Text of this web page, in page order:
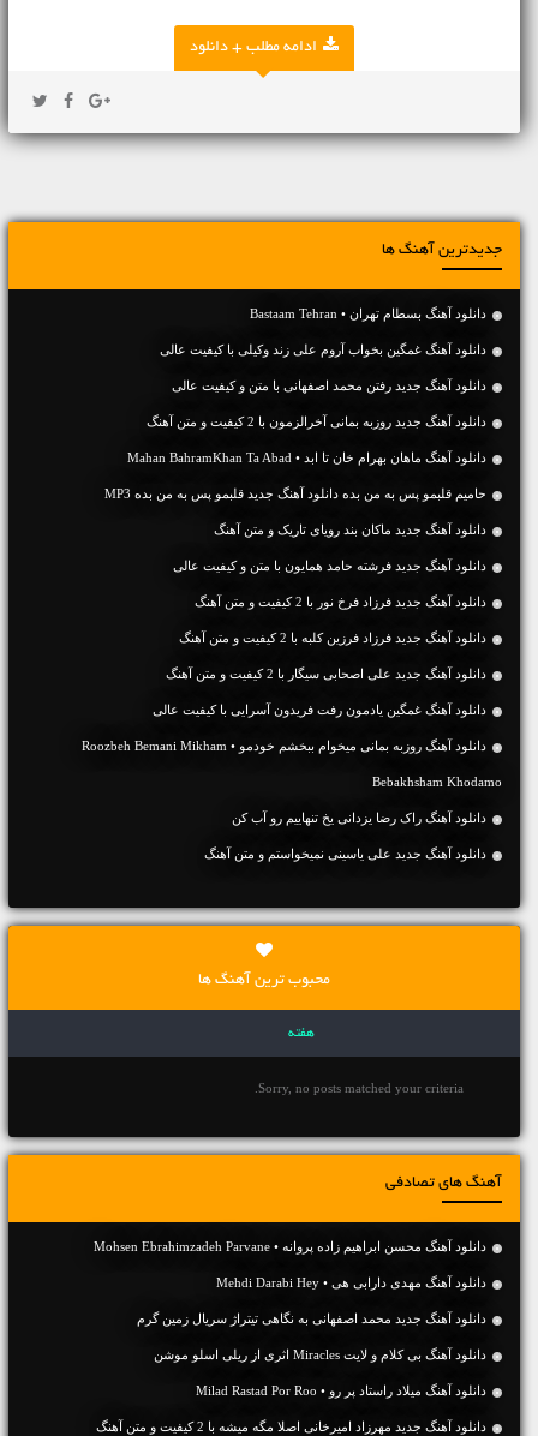
ادامه مطلب + دانلود
جدیدترین آهنگ ها
دانلود آهنگ بسطام تهران • Bastaam Tehran
دانلود آهنگ غمگین بخواب آروم علی زند وکیلی با کیفیت عالی
دانلود آهنگ جديد رفتن محمد اصفهانی با متن و کیفیت عالی
دانلود آهنگ جديد روزبه بمانی آخرالزمون با 2 کیفیت و متن آهنگ
دانلود آهنگ ماهان بهرام خان تا ابد • Mahan BahramKhan Ta Abad
حامیم قلبمو پس به من بده دانلود آهنگ جدید قلبمو پس به من بده MP3
دانلود آهنگ جديد ماکان بند رویای تاریک و متن آهنگ
دانلود آهنگ جديد فرشته حامد همایون با متن و کیفیت عالی
دانلود آهنگ جديد فرزاد فرخ نور با 2 کیفیت و متن آهنگ
دانلود آهنگ جديد فرزاد فرزین کلبه با 2 کیفیت و متن آهنگ
دانلود آهنگ جديد علی اصحابی سیگار با 2 کیفیت و متن آهنگ
دانلود آهنگ غمگین یادمون رفت فریدون آسرایی با کیفیت عالی
دانلود آهنگ روزبه بمانی میخوام ببخشم خودمو • Roozbeh Bemani Mikham
Bebakhsham Khodamo
دانلود آهنگ راک رضا یزدانی یخ تنهاییم رو آب کن
دانلود آهنگ جديد علی یاسینی نمیخواستم و متن آهنگ
محبوب ترین آهنگ ها
هفته
Sorry, no posts matched your criteria.
آهنگ های تصادفی
دانلود آهنگ محسن ابراهیم زاده پروانه • Mohsen Ebrahimzadeh Parvane
دانلود آهنگ مهدی دارابی هی • Mehdi Darabi Hey
دانلود آهنگ جدید محمد اصفهانی به نگاهی تیتراژ سریال زمین گرم
دانلود آهنگ بی کلام و لایت Miracles اثری از ریلی اسلو موشن
دانلود آهنگ میلاد راستاد پر رو • Milad Rastad Por Roo
دانلود آهنگ جديد مهرزاد امیرخانی اصلا مگه میشه با 2 کیفیت و متن آهنگ